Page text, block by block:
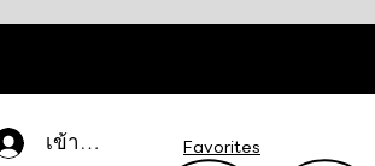
เข้าสู่ระบบ Favorites